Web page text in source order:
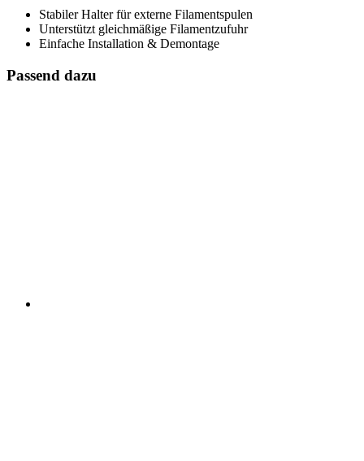
Stabiler Halter für externe Filamentspulen
Unterstützt gleichmäßige Filamentzufuhr
Einfache Installation & Demontage
Passend dazu